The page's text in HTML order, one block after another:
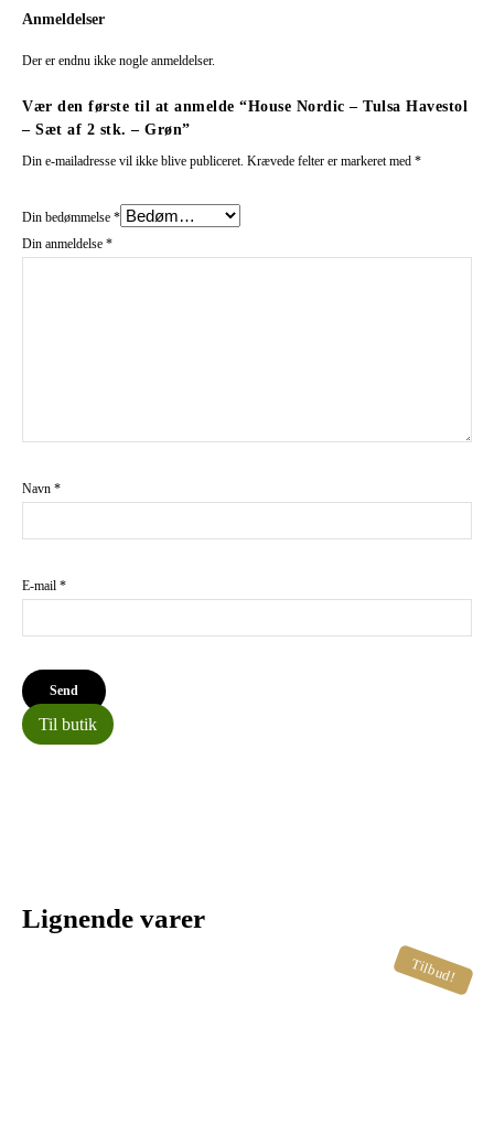
Anmeldelser
Der er endnu ikke nogle anmeldelser.
Vær den første til at anmelde “House Nordic – Tulsa Havestol
– Sæt af 2 stk. – Grøn”
Din e-mailadresse vil ikke blive publiceret. Krævede felter er markeret med *
Din bedømmelse *
Din anmeldelse *
Navn *
E-mail *
Til butik
Lignende varer
Tilbud!